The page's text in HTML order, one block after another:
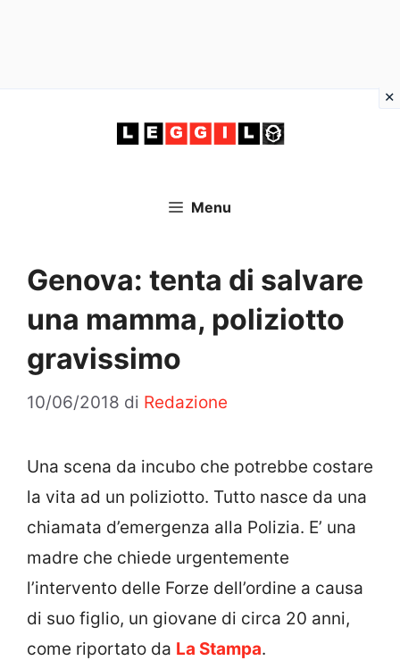
Menu
Genova: tenta di salvare
una mamma, poliziotto
gravissimo
10/06/2018 di Redazione
Una scena da incubo che potrebbe costare
la vita ad un poliziotto. Tutto nasce da una
chiamata d’emergenza alla Polizia. E’ una
madre che chiede urgentemente
l’intervento delle Forze dell’ordine a causa
di suo figlio, un giovane di circa 20 anni,
come riportato da La Stampa.